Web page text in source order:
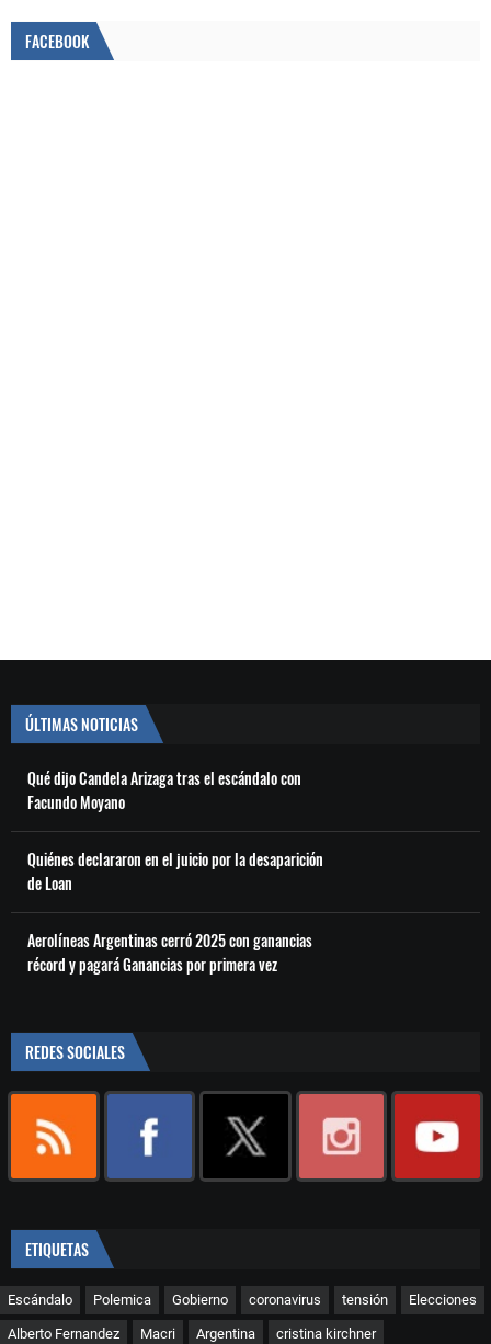
FACEBOOK
ÚLTIMAS NOTICIAS
Qué dijo Candela Arizaga tras el escándalo con
Facundo Moyano
Quiénes declararon en el juicio por la desaparición
de Loan
Aerolíneas Argentinas cerró 2025 con ganancias
récord y pagará Ganancias por primera vez
REDES SOCIALES
ETIQUETAS
Escándalo Polemica Gobierno coronavirus tensión Elecciones
Alberto Fernandez Macri Argentina cristina kirchner